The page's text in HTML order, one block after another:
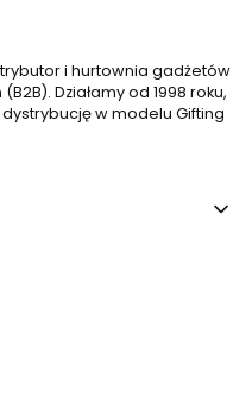
i hurtownia gadżetów
Działamy od 1998 roku,
w modelu Gifting